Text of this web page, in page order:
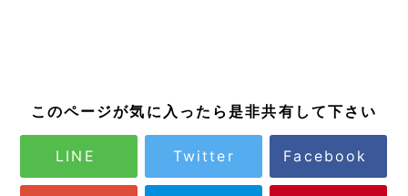
このページが気に入ったら是非共有して下さい
LINE Twitter Facebook